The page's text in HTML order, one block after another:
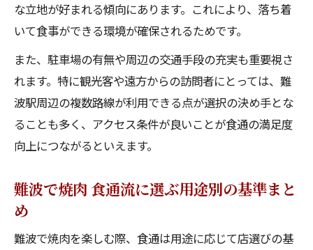
な立地が好まれる傾向にあります。これにより、落ち着
いて食事ができる環境が確保されるためです。
また、駐車場の有無や周辺の交通手段の充実も重要視さ
れます。特に観光客や遠方からの訪問者にとっては、難
波駅周辺の複数路線が利用できる点が選択の決め手とな
ることも多く、アクセス条件が良いことが食通の満足度
向上につながるといえます。
難波で焼肉 食通流に選ぶ用途別の基準まと
め
難波で焼肉を楽しむ際、食通は用途に応じて店選びの基